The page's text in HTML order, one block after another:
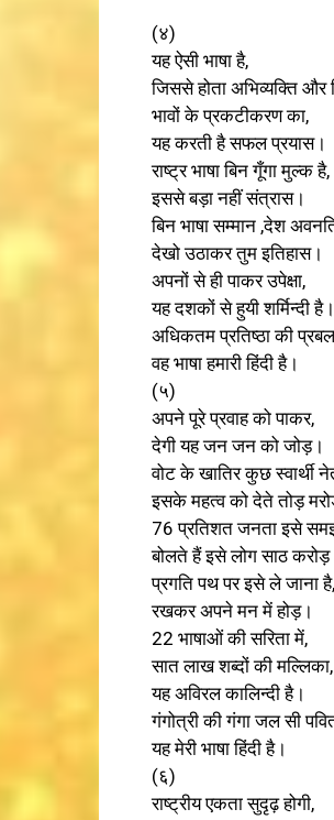
(४)
यह ऐसी भाषा है,
जिससे होता अभिव्यक्ति और
भावों के प्रकटीकरण का,
यह करती है सफल प्रयास।
राष्ट्र भाषा बिन गूँगा मुल्क है,
इससे बड़ा नहीं संत्रास।
बिन भाषा सम्मान ,देश
देखो उठाकर तुम इतिहास।
अपनों से ही पाकर उपेक्षा,
यह दशकों से हुयी शर्मिन्दी है।
अधिकतम प्रतिष्ठा की
वह भाषा हमारी हिंदी है।
(५)
अपने पूरे प्रवाह को पाकर,
देगी यह जन जन को जोड़।
वोट के खातिर कुछ स्वार्थी
इसके महत्व को देते तोड़
76 प्रतिशत जनता इसे
बोलते हैं इसे लोग साठ
प्रगति पथ पर इसे ले जाना है,
रखकर अपने मन में होड़।
22 भाषाओं की सरिता में,
सात लाख शब्दों की मल्लिका,
यह अविरल कालिन्दी है।
गंगोत्री की गंगा जल सी
यह मेरी भाषा हिंदी है।
(६)
राष्ट्रीय एकता सुदृढ़ होगी,